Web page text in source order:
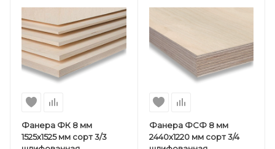
Фанера ФК 8 мм
1525х1525 мм сорт 3/3
Фанера ФСФ 8 мм
2440х1220 мм сорт 3/4